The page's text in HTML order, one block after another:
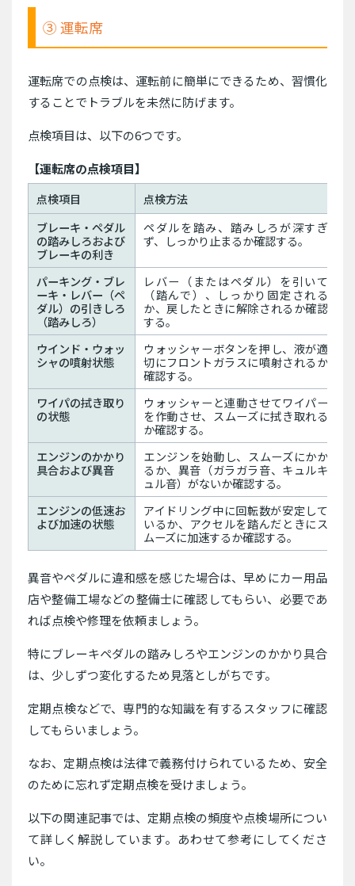
③ 運転席
運転席での点検は、運転前に簡単にできるため、習慣化
することでトラブルを未然に防げます。
点検項目は、以下の6つです。
【運転席の点検項目】
点検項目
点検方法
ブレーキ・ペダル
の踏みしろおよび
ブレーキの利き
ペダルを踏み、踏みしろが深すぎ
ず、しっかり止まるか確認する。
パーキング・ブレ
ーキ・レバー（ペ
ダル）の引きしろ
（踏みしろ）
レバー（またはペダル）を引いて
（踏んで）、しっかり固定される
か、戻したときに解除されるか確認
する。
ウインド・ウォッ
シャの噴射状態
ウォッシャーボタンを押し、液が適
切にフロントガラスに噴射されるか
確認する。
ワイパの拭き取り
の状態
ウォッシャーと連動させてワイパー
を作動させ、スムーズに拭き取れる
か確認する。
エンジンのかかり
具合および異音
エンジンを始動し、スムーズにかか
るか、異音（ガラガラ音、キュルキ
ュル音）がないか確認する。
エンジンの低速お
よび加速の状態
アイドリング中に回転数が安定して
いるか、アクセルを踏んだときにス
ムーズに加速するか確認する。
異音やペダルに違和感を感じた場合は、早めにカー用品
店や整備工場などの整備士に確認してもらい、必要であ
れば点検や修理を依頼ましょう。
特にブレーキペダルの踏みしろやエンジンのかかり具合
は、少しずつ変化するため見落としがちです。
定期点検などで、専門的な知識を有するスタッフに確認
してもらいましょう。
なお、定期点検は法律で義務付けられているため、安全
のために忘れず定期点検を受けましょう。
以下の関連記事では、定期点検の頻度や点検場所につい
て詳しく解説しています。あわせて参考にしてくださ
い。